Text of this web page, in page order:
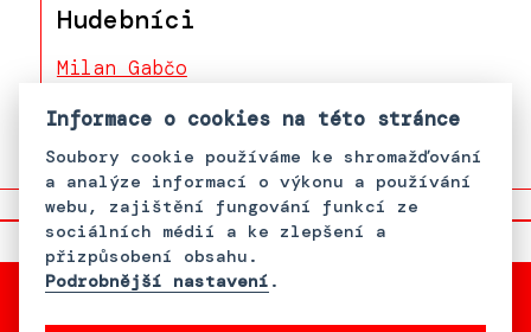
Hudebníci
Milan Gabčo
Informace o cookies na této stránce
Soubory cookie používáme ke shromažďování
a analýze informací o výkonu a používání
webu, zajištění fungování funkcí ze
sociálních médií a ke zlepšení a
přizpůsobení obsahu.
Podrobnější nastavení .